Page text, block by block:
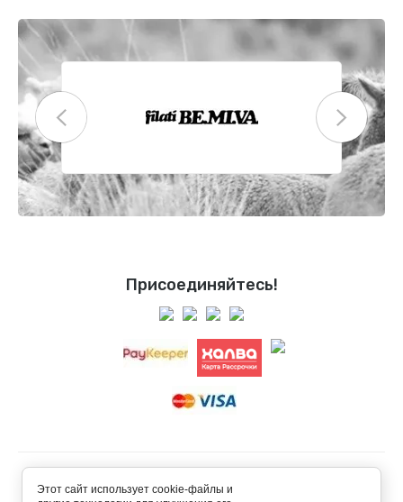
Присоединяйтесь!
© 2023 Good Wool Shop
Этот сайт использует cookie-файлы и